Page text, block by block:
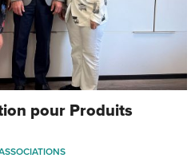
pour Produits